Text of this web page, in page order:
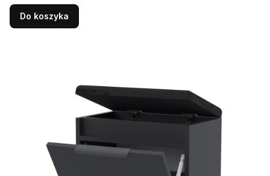
Do koszyka